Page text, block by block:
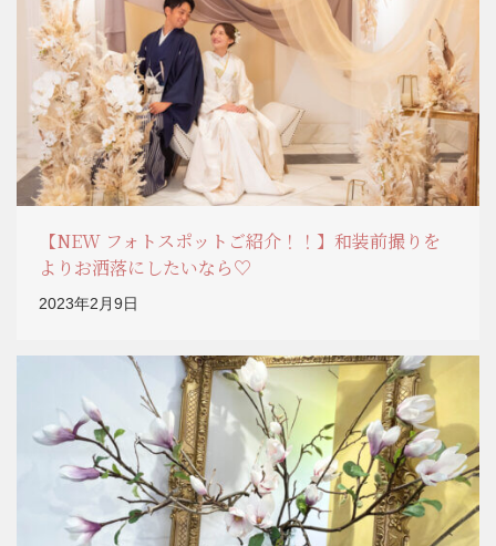
【NEW フォトスポットご紹介！！】和装前撮りを
よりお洒落にしたいなら♡
2023年2月9日